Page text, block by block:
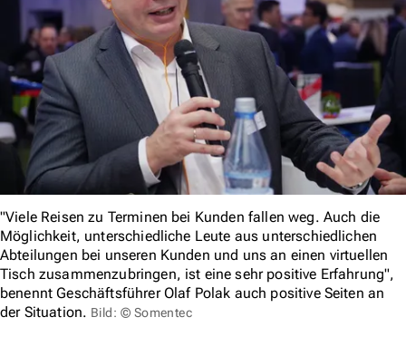
"Viele Reisen zu Terminen bei Kunden fallen weg. Auch die
Möglichkeit, unterschiedliche Leute aus unterschiedlichen
Abteilungen bei unseren Kunden und uns an einen virtuellen
Tisch zusammenzubringen, ist eine sehr positive Erfahrung",
benennt Geschäftsführer Olaf Polak auch positive Seiten an
der Situation. Bild: © Somentec